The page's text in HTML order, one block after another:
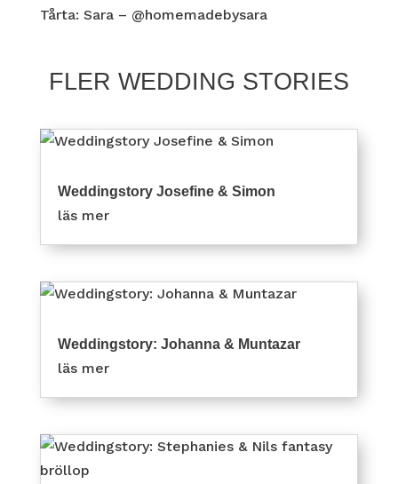
Tårta: Sara – @homemadebysara
FLER WEDDING STORIES
Weddingstory Josefine & Simon
läs mer
Weddingstory: Johanna & Muntazar
läs mer